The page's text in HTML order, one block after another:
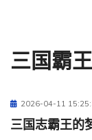
三国霸
2026-04-11
三国志霸王的